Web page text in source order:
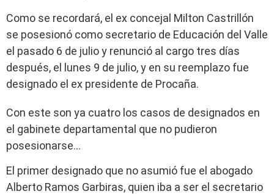
Como se recordará, el ex concejal Milton Castrillón
se posesionó como secretario de Educación del Valle
el pasado 6 de julio y renunció al cargo tres días
después, el lunes 9 de julio, y en su reemplazo fue
designado el ex presidente de Procaña.
Con este son ya cuatro los casos de designados en
el gabinete departamental que no pudieron
posesionarse…
El primer designado que no asumió fue el abogado
Alberto Ramos Garbiras, quien iba a ser el secretario